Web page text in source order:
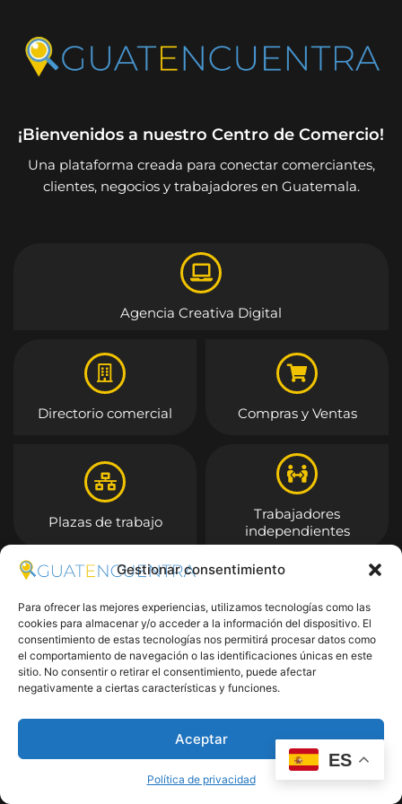
Gestionar consentimiento
Para ofrecer las mejores experiencias, utilizamos tecnologías como las
cookies para almacenar y/o acceder a la información del dispositivo. El
consentimiento de estas tecnologías nos permitirá procesar datos como
el comportamiento de navegación o las identificaciones únicas en este
sitio. No consentir o retirar el consentimiento, puede afectar
negativamente a ciertas características y funciones.
Aceptar
Política de privacidad
¡Bienvenidos a nuestro Centro de Comercio!
Una plataforma creada para conectar comerciantes,
clientes, negocios y trabajadores en Guatemala.
Agencia Creativa Digital
Directorio comercial Compras y Ventas
Plazas de trabajo
Trabajadores
independientes
Entrar
ES